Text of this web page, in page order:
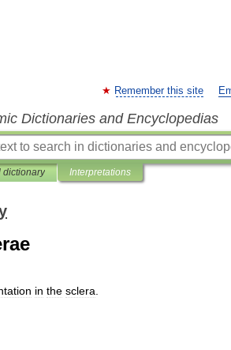
Remember this site
Dictionaries and Encyclopedias
dictionary Interpretations
in the sclera